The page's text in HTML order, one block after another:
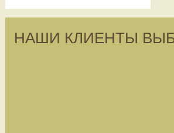
НАШИ КЛИЕНТЫ